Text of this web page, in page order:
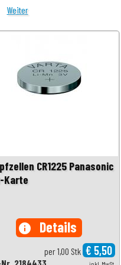
Weiter
CR1225 Panasonic
Karte
info Details
per 1,00 Stk € 5,50